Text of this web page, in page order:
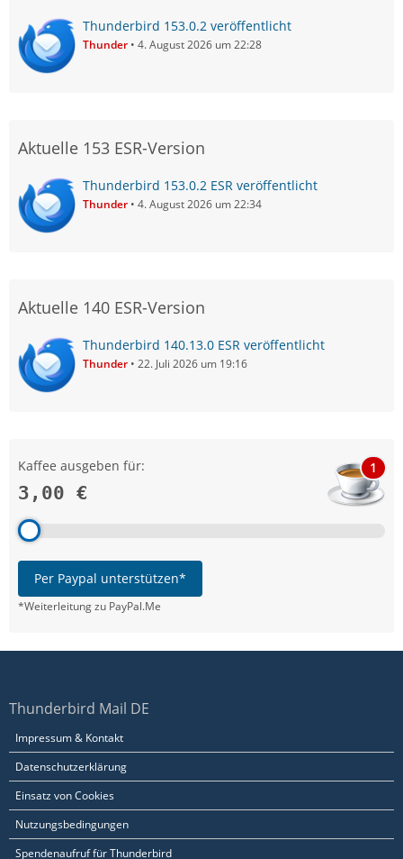
Thunderbird 153.0.2 veröffentlicht
Thunder 4. August 2026 um 22:28
Aktuelle 153 ESR-Version
Thunderbird 153.0.2 ESR veröffentlicht
Thunder 4. August 2026 um 22:34
Aktuelle 140 ESR-Version
Thunderbird 140.13.0 ESR veröffentlicht
Thunder 22. Juli 2026 um 19:16
Kaffee ausgeben für:
3,00 €
1
Per Paypal unterstützen*
*Weiterleitung zu PayPal.Me
Thunderbird Mail DE
Impressum & Kontakt
Datenschutzerklärung
Einsatz von Cookies
Nutzungsbedingungen
Spendenaufruf für Thunderbird